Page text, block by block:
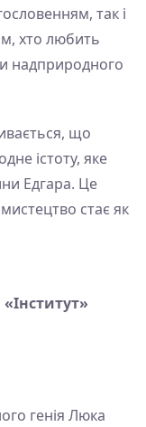
так і
хто любить
надприродного
що
істоту, яке
Едгара. Це
стає як
генія Люка